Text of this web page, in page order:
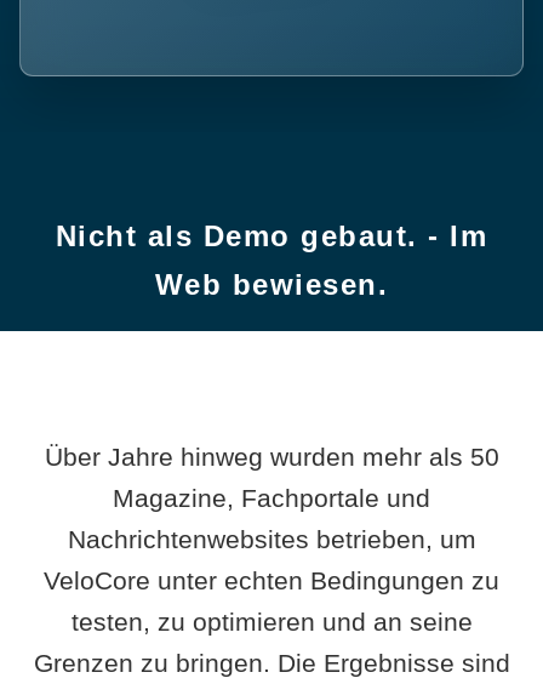
Nicht als Demo gebaut. - Im
Web bewiesen.
Über Jahre hinweg wurden mehr als 50
Magazine, Fachportale und
Nachrichtenwebsites betrieben, um
VeloCore unter echten Bedingungen zu
testen, zu optimieren und an seine
Grenzen zu bringen. Die Ergebnisse sind